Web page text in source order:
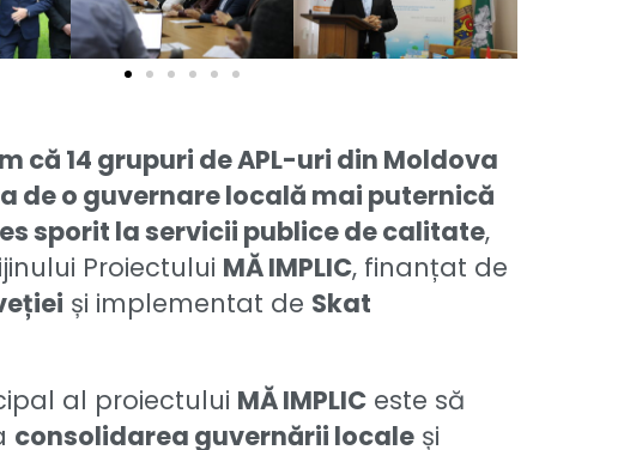
că 14 grupuri de APL-uri din Moldova
de o guvernare locală mai puternică
sporit la servicii publice de calitate,
Proiectului MĂ IMPLIC, finanțat de
și implementat de Skat
al proiectului MĂ IMPLIC este să
consolidarea guvernării locale și